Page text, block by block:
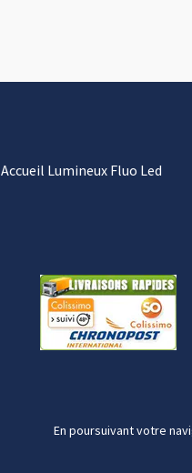
Accueil Lumineux Fluo Led
En poursuivant votre